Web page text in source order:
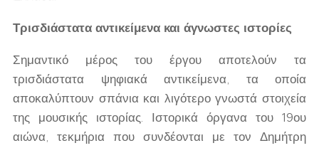
Τρισδιάστατα αντικείμενα και άγνωστες ιστορίες
Σημαντικό μέρος του έργου αποτελούν τα
τρισδιάστατα ψηφιακά αντικείμενα, τα οποία
αποκαλύπτουν σπάνια και λιγότερο γνωστά στοιχεία
της μουσικής ιστορίας. Ιστορικά όργανα του 19ου
αιώνα, τεκμήρια που συνδέονται με τον Δημήτρη